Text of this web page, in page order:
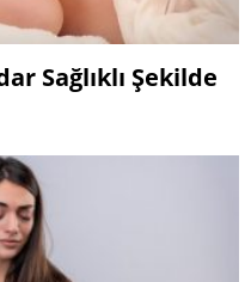
Sağlıklı Şekilde